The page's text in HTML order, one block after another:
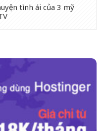
tình ái của 3 mỹ